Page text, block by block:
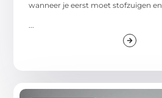
wanneer je eerst moet stofzuigen en